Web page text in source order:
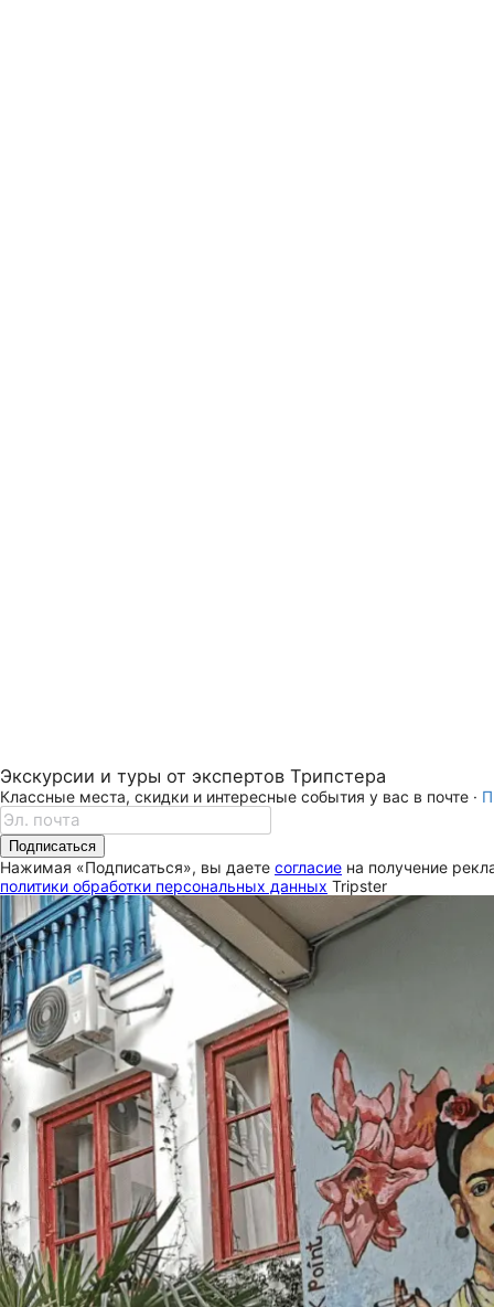
Экскурсии и туры от экспертов Трипстера
Классные места, скидки и интересные события у вас в почте ·
Подписаться
Нажимая «Подписаться», вы даете согласие на получение
политики обработки персональных данных Tripster